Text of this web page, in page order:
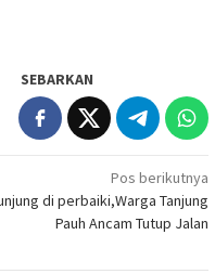
SEBARKAN
Pos berikutnya
di perbaiki,Warga Tanjung
Pauh Ancam Tutup Jalan